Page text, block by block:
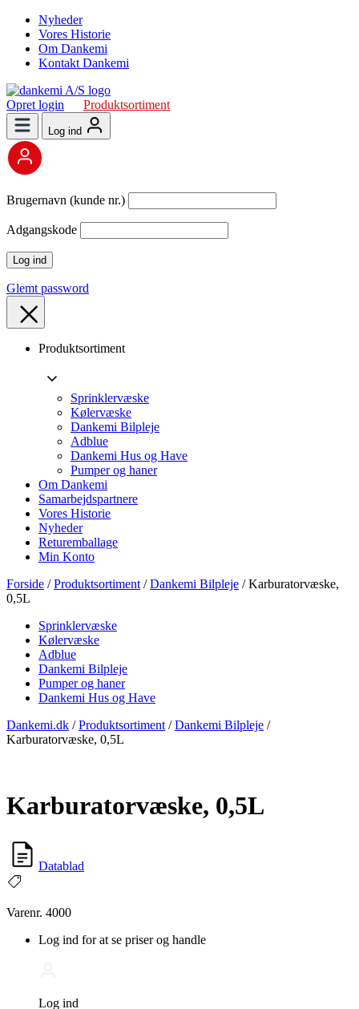
Nyheder
Vores Historie
Om Dankemi
Kontakt Dankemi
Opret login Produktsortiment
Log ind
Brugernavn (kunde nr.)
Adgangskode
Glemt password
Produktsortiment
Sprinklervæske
Kølervæske
Dankemi Bilpleje
Adblue
Dankemi Hus og Have
Pumper og haner
Om Dankemi
Samarbejdspartnere
Vores Historie
Nyheder
Returemballage
Min Konto
Forside /Produktsortiment /Dankemi Bilpleje / Karburatorvæske,
0,5L
Sprinklervæske
Kølervæske
Adblue
Dankemi Bilpleje
Pumper og haner
Dankemi Hus og Have
Dankemi.dk /Produktsortiment /Dankemi Bilpleje /
Karburatorvæske, 0,5L
Karburatorvæske, 0,5L
Datablad
Varenr. 4000
Log ind for at se priser og handle
Log ind